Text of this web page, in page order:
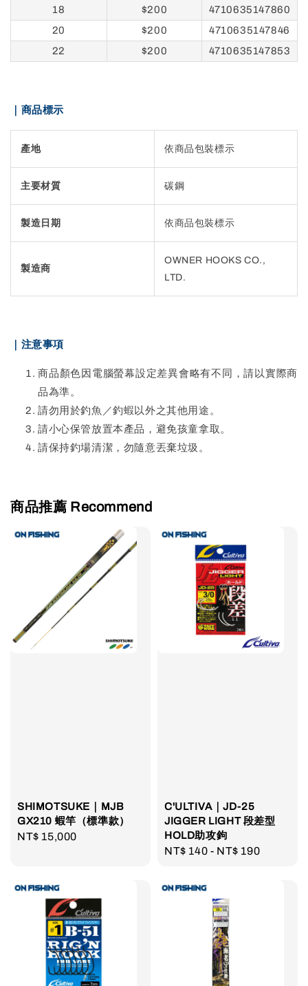
18 $200
4710635147860
20
$200
4710635147846
22
$200 4710635147853
｜商品標示
產地 依商品包裝標示
主要材質 碳鋼
製造日期 依商品包裝標示
製造商
OWNER HOOKS CO.,
LTD.
｜注意事項
商品顏色因電腦螢幕設定差異會略有不同，請以實際商
品為準。
請勿用於釣魚／釣蝦以外之其他用途。
請小心保管放置本產品，避免孩童拿取。
請保持釣場清潔，勿隨意丟棄垃圾。
商品推薦 Recommend
SHIMOTSUKE｜MJB
GX210 蝦竿（標準款）
Regular
NT$ 15,000
C'ULTIVA｜JD-25
JIGGER LIGHT 段差型
HOLD助攻鉤
Regular
NT$ 140 - NT$ 190